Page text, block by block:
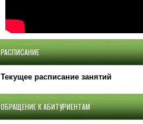
РАСПИСАНИЕ
Текущее расписание занятий
ОБРАЩЕНИЕ К АБИТУРИЕНТАМ